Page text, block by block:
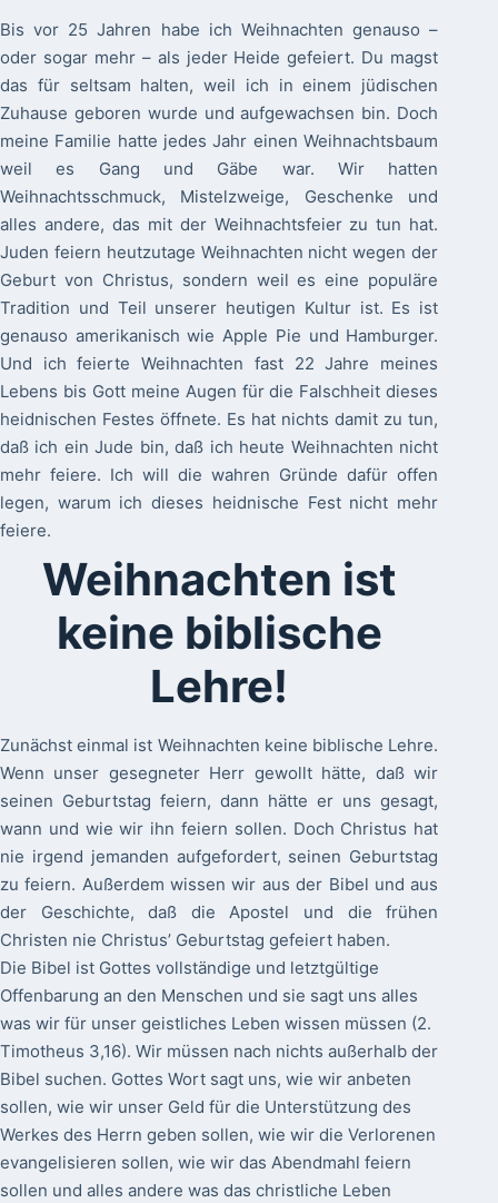
Bis vor 25 Jahren habe ich Weihnachten genauso –
oder sogar mehr – als jeder Heide gefeiert. Du magst
das für seltsam halten, weil ich in einem jüdischen
Zuhause geboren wurde und aufgewachsen bin. Doch
meine Familie hatte jedes Jahr einen Weihnachtsbaum
weil es Gang und Gäbe war. Wir hatten
Weihnachtsschmuck, Mistelzweige, Geschenke und
alles andere, das mit der Weihnachtsfeier zu tun hat.
Juden feiern heutzutage Weihnachten nicht wegen der
Geburt von Christus, sondern weil es eine populäre
Tradition und Teil unserer heutigen Kultur ist. Es ist
genauso amerikanisch wie Apple Pie und Hamburger.
Und ich feierte Weihnachten fast 22 Jahre meines
Lebens bis Gott meine Augen für die Falschheit dieses
heidnischen Festes öffnete. Es hat nichts damit zu tun,
daß ich ein Jude bin, daß ich heute Weihnachten nicht
mehr feiere. Ich will die wahren Gründe dafür offen
legen, warum ich dieses heidnische Fest nicht mehr
feiere.
Weihnachten ist
keine biblische
Lehre!
Zunächst einmal ist Weihnachten keine biblische Lehre.
Wenn unser gesegneter Herr gewollt hätte, daß wir
seinen Geburtstag feiern, dann hätte er uns gesagt,
wann und wie wir ihn feiern sollen. Doch Christus hat
nie irgend jemanden aufgefordert, seinen Geburtstag
zu feiern. Außerdem wissen wir aus der Bibel und aus
der Geschichte, daß die Apostel und die frühen
Christen nie Christus’ Geburtstag gefeiert haben.
Die Bibel ist Gottes vollständige und letztgültige
Offenbarung an den Menschen und sie sagt uns alles
was wir für unser geistliches Leben wissen müssen (2.
Timotheus 3,16). Wir müssen nach nichts außerhalb der
Bibel suchen. Gottes Wort sagt uns, wie wir anbeten
sollen, wie wir unser Geld für die Unterstützung des
Werkes des Herrn geben sollen, wie wir die Verlorenen
evangelisieren sollen, wie wir das Abendmahl feiern
sollen und alles andere was das christliche Leben